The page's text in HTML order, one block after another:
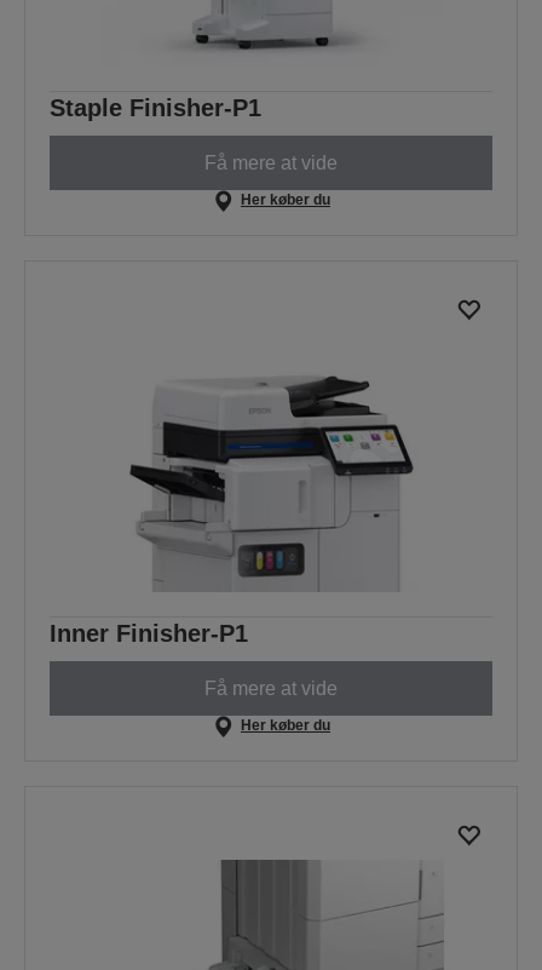
Staple Finisher-P1
Få mere at vide
Her køber du
Inner Finisher-P1
Få mere at vide
Her køber du